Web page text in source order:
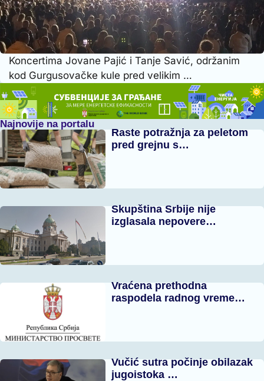
Koncertima Jovane Pajić i Tanje Savić, održanim
kod Gurgusovačke kule pred velikim …
Najnovije na portalu
Raste potražnja za peletom
pred grejnu s…
Skupština Srbije nije
izglasala nepovere…
Vraćena prethodna
raspodela radnog vreme…
Vučić sutra počinje obilazak
jugoistoka …